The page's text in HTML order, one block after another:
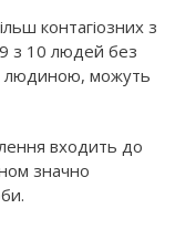
контагіозних з
з 10 людей без
людиною, можуть
входить до
значно